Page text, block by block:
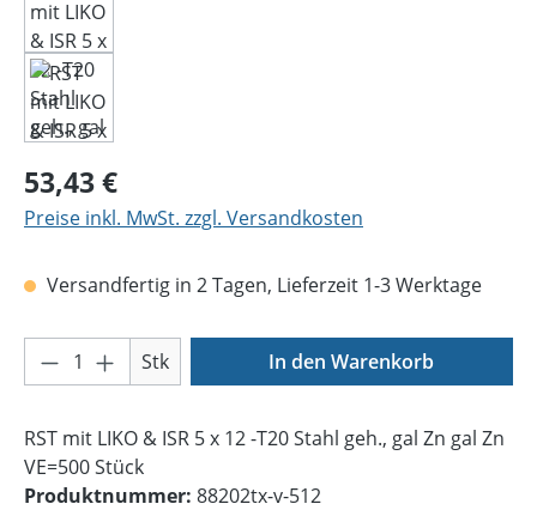
Regulärer Preis:
53,43 €
Preise inkl. MwSt. zzgl. Versandkosten
Versandfertig in 2 Tagen, Lieferzeit 1-3 Werktage
Produkt Anzahl: Gib den gewünschten
Stk In den Warenkorb
RST mit LIKO & ISR 5 x 12 -T20 Stahl geh., gal Zn gal Zn
VE=500 Stück
Produktnummer: 88202tx-v-512